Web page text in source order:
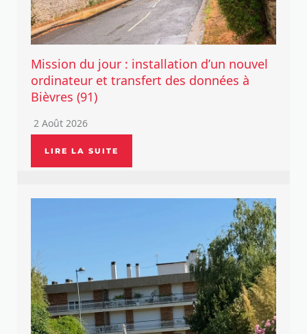
Mission du jour : installation d’un nouvel
ordinateur et transfert des données à
Bièvres (91)
2 Août 2026
LIRE LA SUITE